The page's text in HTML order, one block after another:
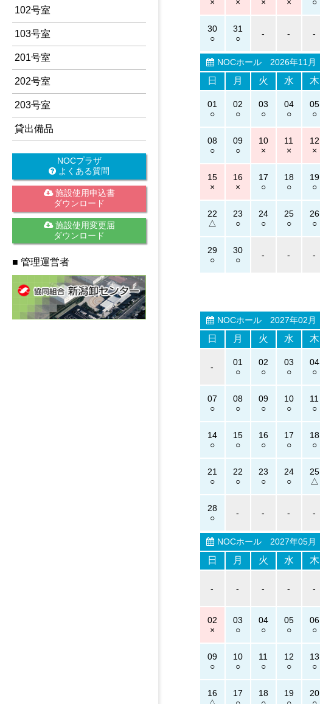
30 31 - - -
NOCホール 2026年11月
日 月 火 水 木
01 02 03 04 05
08 09 10 11 12
15 16 17 18 19
22 23 24 25 26
29 30 - - -
NOCホール 2027年02月
日 月 火 水 木
- 01 02 03 04
07 08 09 10 11
14 15 16 17 18
21 22 23 24 25
28 - - - -
NOCホール 2027年05月
日 月 火 水 木
- - - - -
02 03 04 05 06
09 10 11 12 13
16 17 18 19 20
102号室
103号室
201号室
202号室
203号室
貸出備品
NOCプラザ
よくある質問
施設使用申込書
ダウンロード
施設使用変更届
ダウンロード
■ 管理運営者